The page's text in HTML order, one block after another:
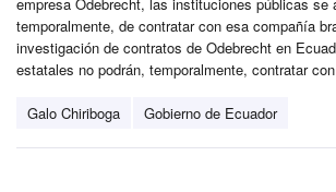
temporalmente, de contratar con esa compañía
investigación de contratos de Odebrecht en
estatales no podrán, temporalmente, contratar
Galo Chiriboga Gobierno de Ecuador